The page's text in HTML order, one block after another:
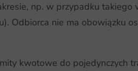
np. w przypadku
Odbiorca nie ma obowiązku
kwotowe do pojedynczych